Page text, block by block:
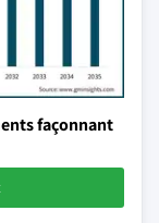
façonnant